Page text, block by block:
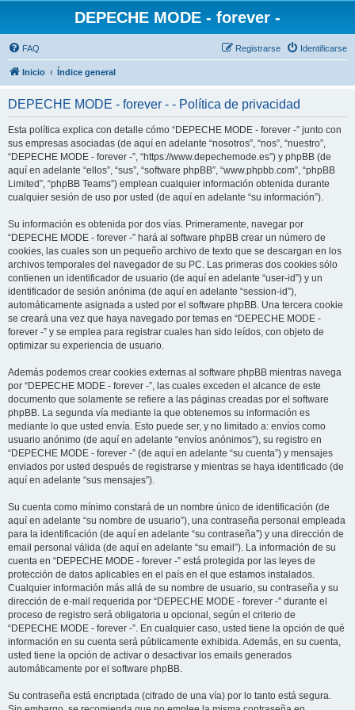
DEPECHE MODE - forever -
FAQ Identificarse
Registrarse
Inicio Índice general
DEPECHE MODE - forever - - Política de privacidad
Esta política explica con detalle cómo “DEPECHE MODE - forever -” junto con
sus empresas asociadas (de aquí en adelante “nosotros”, “nos”, “nuestro”,
“DEPECHE MODE - forever -”, “https://www.depechemode.es”) y phpBB (de
aquí en adelante “ellos”, “sus”, “software phpBB”, “www.phpbb.com”, “phpBB
Limited”, “phpBB Teams”) emplean cualquier información obtenida durante
cualquier sesión de uso por usted (de aquí en adelante “su información”).
Su información es obtenida por dos vías. Primeramente, navegar por
“DEPECHE MODE - forever -” hará al software phpBB crear un número de
cookies, las cuales son un pequeño archivo de texto que se descargan en los
archivos temporales del navegador de su PC. Las primeras dos cookies sólo
contienen un identificador de usuario (de aquí en adelante “user-id”) y un
identificador de sesión anónima (de aquí en adelante “session-id”),
automáticamente asignada a usted por el software phpBB. Una tercera cookie
se creará una vez que haya navegado por temas en “DEPECHE MODE -
forever -” y se emplea para registrar cuales han sido leídos, con objeto de
optimizar su experiencia de usuario.
Además podemos crear cookies externas al software phpBB mientras navega
por “DEPECHE MODE - forever -”, las cuales exceden el alcance de este
documento que solamente se refiere a las páginas creadas por el software
phpBB. La segunda vía mediante la que obtenemos su información es
mediante lo que usted envía. Esto puede ser, y no limitado a: envíos como
usuario anónimo (de aquí en adelante “envíos anónimos”), su registro en
“DEPECHE MODE - forever -” (de aquí en adelante “su cuenta”) y mensajes
enviados por usted después de registrarse y mientras se haya identificado (de
aquí en adelante “sus mensajes”).
Su cuenta como mínimo constará de un nombre único de identificación (de
aquí en adelante “su nombre de usuario”), una contraseña personal empleada
para la identificación (de aquí en adelante “su contraseña”) y una dirección de
email personal válida (de aquí en adelante “su email”). La información de su
cuenta en “DEPECHE MODE - forever -” está protegida por las leyes de
protección de datos aplicables en el país en el que estamos instalados.
Cualquier información más allá de su nombre de usuario, su contraseña y su
dirección de e-mail requerida por “DEPECHE MODE - forever -” durante el
proceso de registro será obligatoria u opcional, según el criterio de
“DEPECHE MODE - forever -”. En cualquier caso, usted tiene la opción de qué
información en su cuenta será públicamente exhibida. Además, en su cuenta,
usted tiene la opción de activar o desactivar los emails generados
automáticamente por el software phpBB.
Su contraseña está encriptada (cifrado de una vía) por lo tanto está segura.